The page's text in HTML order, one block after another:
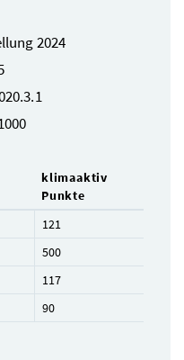
2024
klimaaktiv
Punkte
121
500
117
90